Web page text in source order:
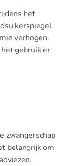
het
verhogen.
gebruik er
zwangerschap
belangrijk om